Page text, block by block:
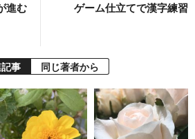
進む
ゲーム仕立てで漢字練習
事 同じ著者から